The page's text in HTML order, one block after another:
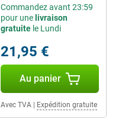
Commandez avant 23:59
pour une livraison
gratuitele Lundi
21,95 €
Au panier
Avec TVA| Expédition gratuite